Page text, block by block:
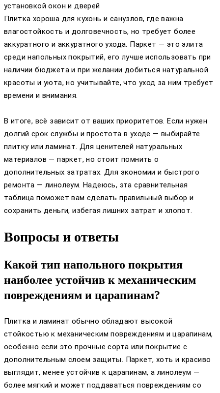
установкой окон и дверей
Плитка хороша для кухонь и санузлов, где важна
влагостойкость и долговечность, но требует более
аккуратного и аккуратного ухода. Паркет — это элита
среди напольных покрытий, его лучше использовать при
наличии бюджета и при желании добиться натуральной
красоты и уюта, но учитывайте, что уход за ним требует
времени и внимания.
В итоге, всё зависит от ваших приоритетов. Если нужен
долгий срок службы и простота в уходе — выбирайте
плитку или ламинат. Для ценителей натуральных
материалов — паркет, но стоит помнить о
дополнительных затратах. Для экономии и быстрого
ремонта — линолеум. Надеюсь, эта сравнительная
таблица поможет вам сделать правильный выбор и
сохранить деньги, избегая лишних затрат и хлопот.
Вопросы и ответы
Какой тип напольного покрытия
наиболее устойчив к механическим
повреждениям и царапинам?
Плитка и ламинат обычно обладают высокой
стойкостью к механическим повреждениям и царапинам,
особенно если это прочные сорта или покрытие с
дополнительным слоем защиты. Паркет, хоть и красиво
выглядит, менее устойчив к царапинам, а линолеум —
более мягкий и может поддаваться повреждениям со